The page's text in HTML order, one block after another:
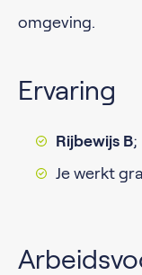
omgeving.
Ervaring
Rijbewijs B;
Je werkt